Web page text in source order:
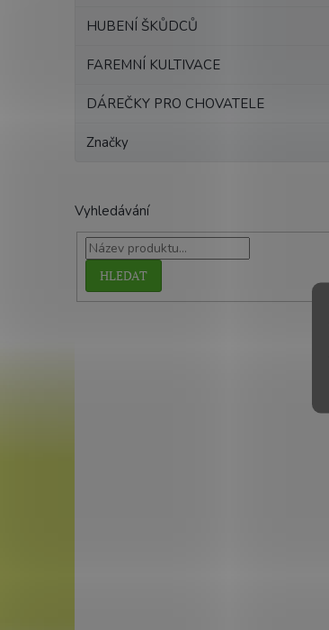
HUBENÍ ŠKŮDCŮ
FAREMNÍ KULTIVACE
DÁREČKY PRO CHOVATELE
Značky
Vyhledávání
HLEDAT